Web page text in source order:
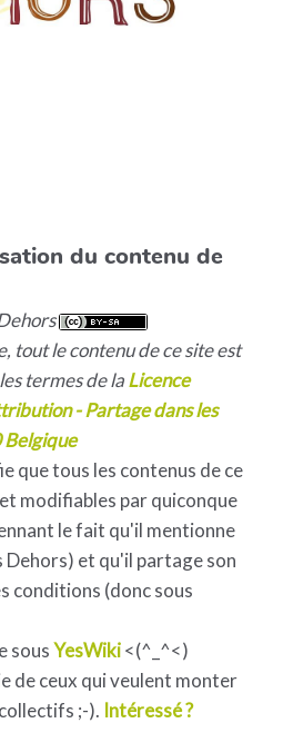
du contenu de
tout le contenu de ce site est
termes de laLicence
- Partage dans les
Belgique
que tous les contenus de ce
modifiables par quiconque
le fait qu'il mentionne
et qu'il partage son
conditions (donc sous
sousYesWiki<(^_^<)
de ceux qui veulent monter
;-). Intéressé ?